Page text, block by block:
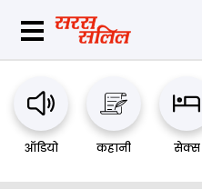
ऑडियो कहानी सेक्स